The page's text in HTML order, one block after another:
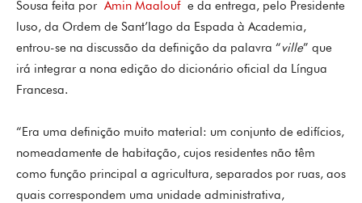
Sousa feita por Amin Maaloufe da entrega, pelo Presidente
luso, da Ordem de Sant’Iago da Espada à Academia,
entrou-se na discussão da definição da palavra “ville” que
irá integrar a nona edição do dicionário oficial da Língua
Francesa.
“Era uma definição muito material: um conjunto de edifícios,
nomeadamente de habitação, cujos residentes não têm
como função principal a agricultura, separados por ruas, aos
quais correspondem uma unidade administrativa,